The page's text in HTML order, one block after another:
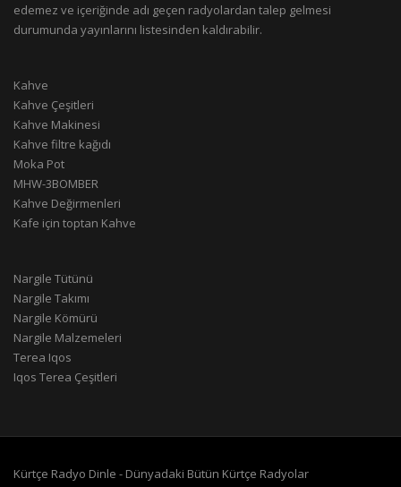
edemez ve içeriğinde adı geçen radyolardan talep gelmesi
durumunda yayınlarını listesinden kaldırabilir.
Kahve
Kahve Çeşitleri
Kahve Makinesi
Kahve filtre kağıdı
Moka Pot
MHW-3BOMBER
Kahve Değirmenleri
Kafe için toptan Kahve
Nargile Tütünü
Nargile Takımı
Nargile Kömürü
Nargile Malzemeleri
Terea Iqos
Iqos Terea Çeşitleri
Kürtçe Radyo Dinle - Dünyadaki Bütün Kürtçe Radyolar